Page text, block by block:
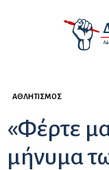
ΑΘΛΗΤΙΣΜΌΣ
«Φέρτε
μήνυμα